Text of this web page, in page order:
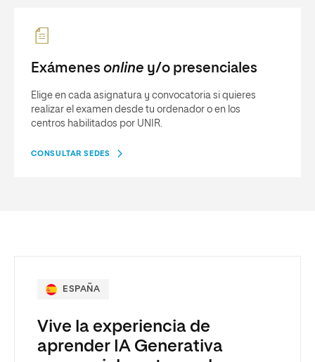
Exámenes online y/o presenciales
Elige en cada asignatura y convocatoria si quieres
realizar el examen desde tu ordenador o en los
centros habilitados por UNIR.
CONSULTAR SEDES
ESPAÑA
Vive la experiencia de
aprender IA Generativa